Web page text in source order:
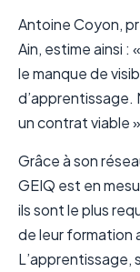
Antoine Coyon,
Ain, estime ainsi :
le manque de
d’apprentissage.
un contrat viable
Grâce à son
GEIQ est en
ils sont le plus
de leur formation